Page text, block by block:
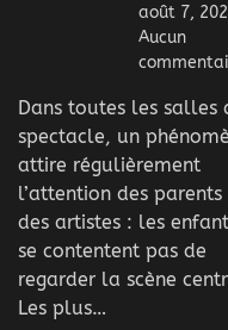
août 7,
Aucun
Dans toutes les salles
spectacle, un
attire régulièrement
l’attention des parents
des artistes : les
se contentent pas de
regarder la scène
Les plus…